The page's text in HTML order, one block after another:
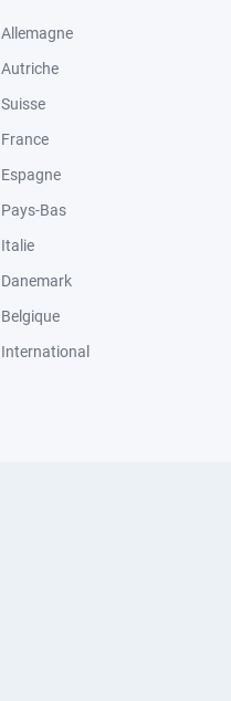
Allemagne
Autriche
Suisse
France
Espagne
Pays-Bas
Italie
Danemark
Belgique
International